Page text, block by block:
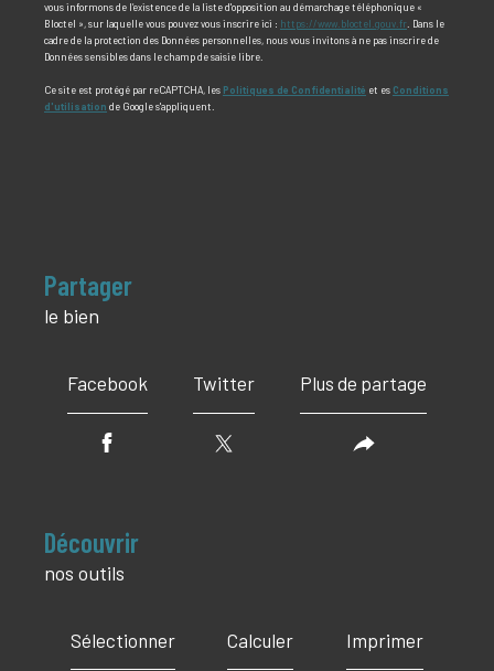
vous informons de l’existence de la liste d'opposition au démarchage téléphonique «
Bloctel », sur laquelle vous pouvez vous inscrire ici : https://www.bloctel.gouv.fr. Dans le
cadre de la protection des Données personnelles, nous vous invitons à ne pas inscrire de
Données sensibles dans le champ de saisie libre.
Ce site est protégé par reCAPTCHA, les Politiques de Confidentialité et es Conditions
d'utilisation de Google s'appliquent.
partager
le bien
Facebook Twitter Plus de partage
découvrir
nos outils
Sélectionner Calculer Imprimer